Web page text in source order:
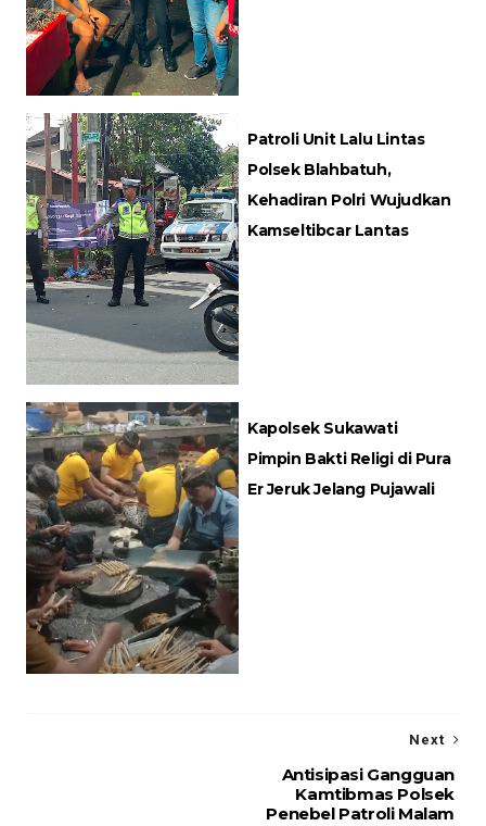
Patroli Unit Lalu Lintas
Polsek Blahbatuh,
Kehadiran Polri Wujudkan
Kamseltibcar Lantas
Kapolsek Sukawati
Pimpin Bakti Religi di Pura
Er Jeruk Jelang Pujawali
Next
Antisipasi Gangguan
Kamtibmas Polsek
Penebel Patroli Malam